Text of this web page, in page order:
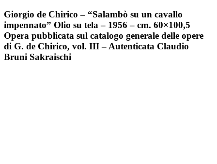
Giorgio de Chirico – “Salambò su un cavallo
impennato” Olio su tela – 1956 – cm. 60×100,5
Opera pubblicata sul catalogo generale delle opere
di G. de Chirico, vol. III – Autenticata Claudio
Bruni Sakraischi